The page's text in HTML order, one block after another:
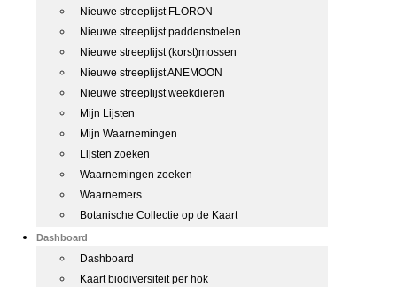
Nieuwe streeplijst FLORON
Nieuwe streeplijst paddenstoelen
Nieuwe streeplijst (korst)mossen
Nieuwe streeplijst ANEMOON
Nieuwe streeplijst weekdieren
Mijn Lijsten
Mijn Waarnemingen
Lijsten zoeken
Waarnemingen zoeken
Waarnemers
Botanische Collectie op de Kaart
Dashboard
Dashboard
Kaart biodiversiteit per hok